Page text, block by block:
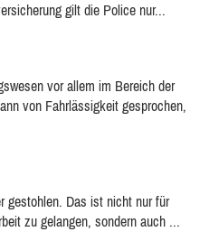
gilt die Police nur...
vor allem im Bereich der
von Fahrlässigkeit gesprochen,
gestohlen. Das ist nicht nur für
zu gelangen, sondern auch ...